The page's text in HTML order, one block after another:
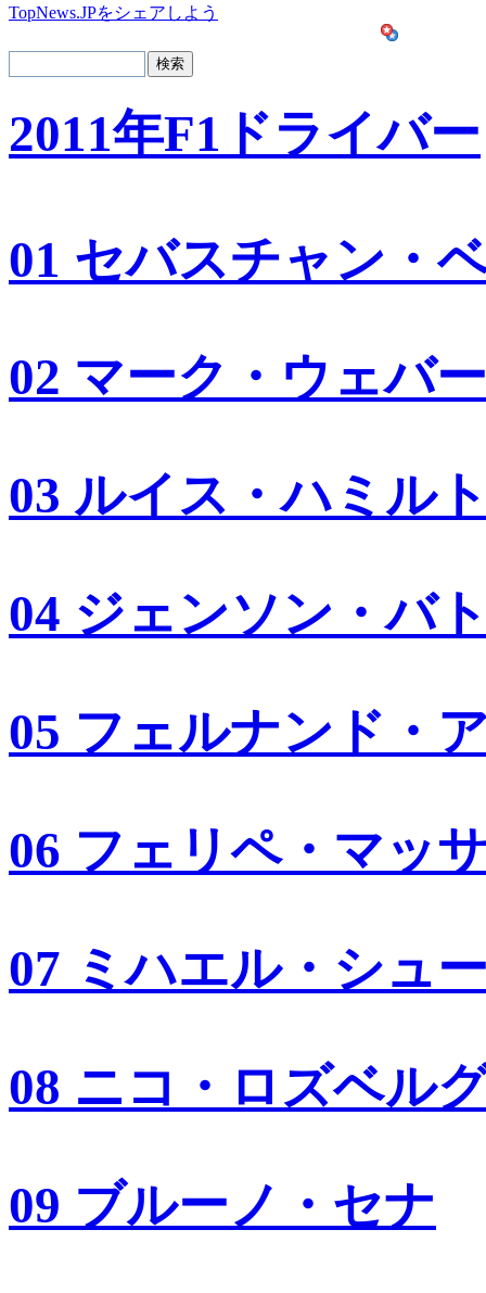
TopNews.JPをシェアしよう
2011年F1ドライバー
01 セバスチャン・
02 マーク・ウェバー
03 ルイス・ハミル
04 ジェンソン・バ
05 フェルナンド・
06 フェリペ・マッ
07 ミハエル・シュ
08 ニコ・ロズベル
09 ブルーノ・セナ